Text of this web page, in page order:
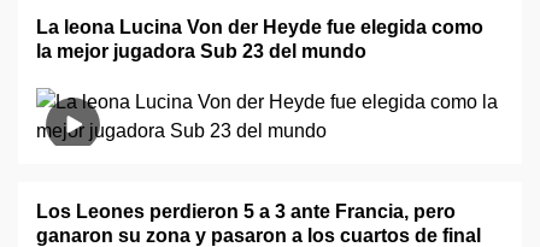
La leona Lucina Von der Heyde fue elegida como
la mejor jugadora Sub 23 del mundo
Los Leones perdieron 5 a 3 ante Francia, pero
ganaron su zona y pasaron a los cuartos de final